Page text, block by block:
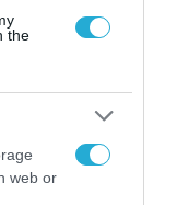
the
web or
13